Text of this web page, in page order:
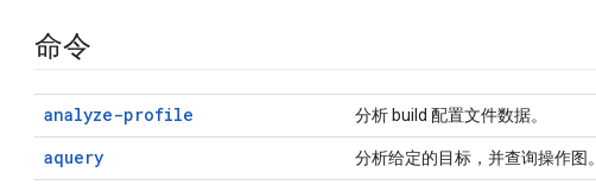
命令
analyze-profile 分析 build 配置文件数据。
aquery 分析给定的目标，并查询操作图。